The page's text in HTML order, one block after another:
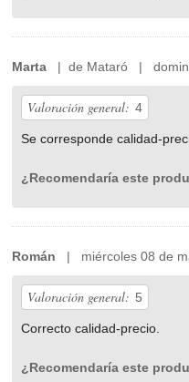
Marta | de Mataró |
Valoración general: 4
Se corresponde calidad-
¿Recomendaría este
Román | miércoles 08 de
Valoración general: 5
Correcto calidad-precio.
¿Recomendaría este